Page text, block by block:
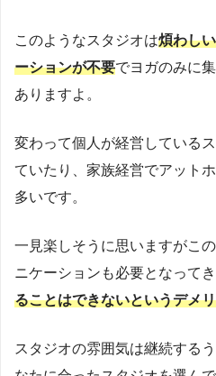
このようなスタジオは煩わし
ーションが不要でヨガのみに
ありますよ。
変わって個人が経営している
ていたり、家族経営でアット
多いです。
一見楽しそうに思いますがこ
ニケーションも必要となって
ることはできないというデメ
スタジオの雰囲気は継続する